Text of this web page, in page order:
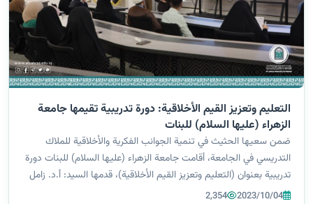
التعليم وتعزيز القيم الأخلاقية: دورة تدريبية تقيمها جامعة
الزهراء (عليها السلام) للبنات
ضمن سعيها الحثيث في تنمية الجوانب الفكرية والأخلاقية للملاك
التدريسي في الجامعة، أقامت جامعة الزهراء (عليها السلام) للبنات دورة
تدريبية بعنوان (التعليم وتعزيز القيم الأخلاقية)، قدمها السيد: أ.د. زامل
العريبي، واستهدفت الملاك التدريسي في الجامعة، يوم السبت المو...
2023/10/04
2,354